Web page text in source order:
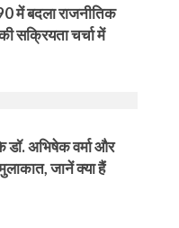
में बदला राजनीतिक
सक्रियता चर्चा में
डॉ. अभिषेक वर्मा और
जानें क्या हैं